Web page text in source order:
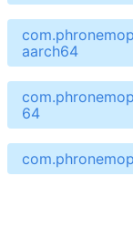
aarch64
64